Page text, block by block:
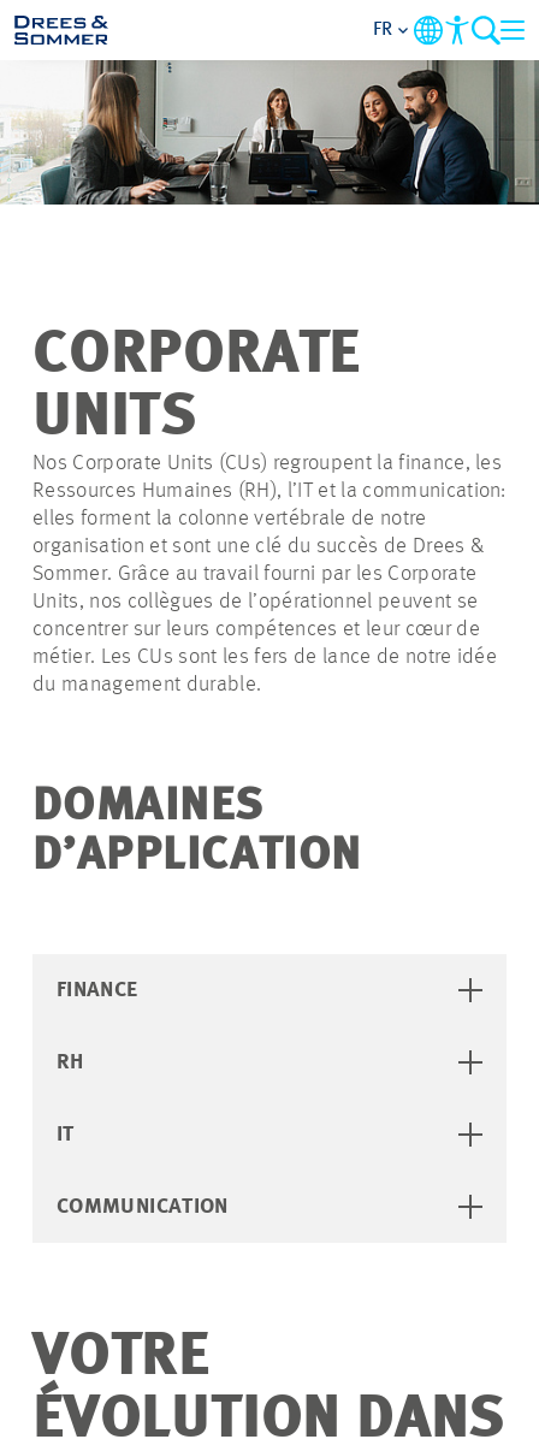
APERÇU
QUI NOUS SOMMES
POSTULER
NOS OFFRES
FR
CORPORATE
UNITS
Nos Corporate Units (CUs) regroupent la finance, les
Ressources Humaines (RH), l’IT et la communication:
elles forment la colonne vertébrale de notre
organisation et sont une clé du succès de Drees &
Sommer. Grâce au travail fourni par les Corporate
Units, nos collègues de l’opérationnel peuvent se
concentrer sur leurs compétences et leur cœur de
métier. Les CUs sont les fers de lance de notre idée
du management durable.
DOMAINES
D’APPLICATION
FINANCE
RH
IT
COMMUNICATION
VOTRE
ÉVOLUTION DANS